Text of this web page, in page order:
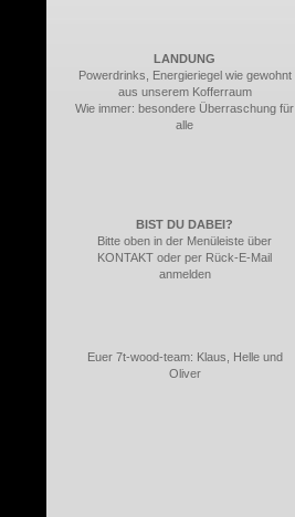
LANDUNG
Powerdrinks, Energieriegel wie gewohnt
aus unserem Kofferraum
Wie immer: besondere Überraschung für
alle
BIST DU DABEI?
Bitte oben in der Menüleiste über
KONTAKT oder per Rück-E-Mail
anmelden
Euer 7t-wood-team: Klaus, Helle und
Oliver